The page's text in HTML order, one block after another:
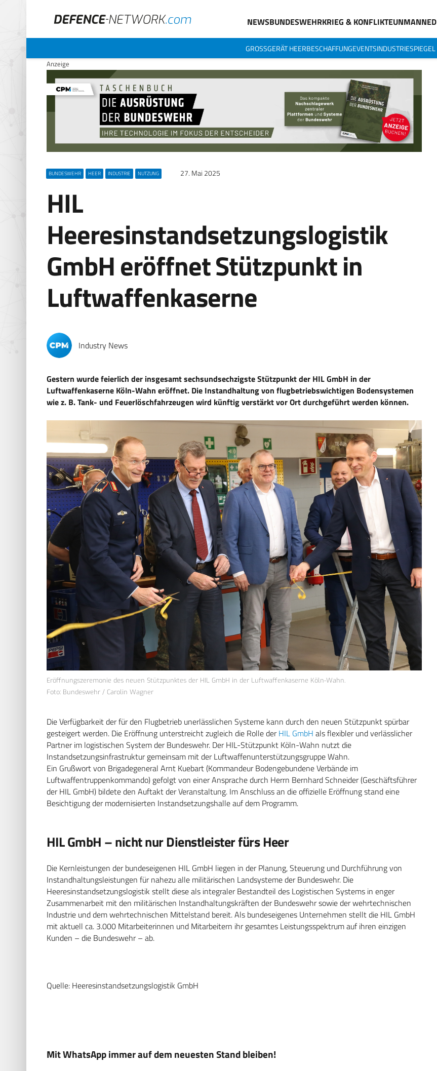
NEWSBUNDESWEHRKRIEG & KONFLIKTEUNMANNED
GROSSGERÄT HEERBESCHAFFUNGEVENTSINDUSTRIESPIEGEL
Anzeige
BUNDESWEHR HEER INDUSTRIE NUTZUNG 27. Mai 2025
HIL
Heeresinstandsetzungslogistik
GmbH eröffnet Stützpunkt in
Luftwaffenkaserne
Industry News
Gestern wurde feierlich der insgesamt sechsundsechzigste Stützpunkt der HIL GmbH in der
Luftwaffenkaserne Köln-Wahn eröffnet. Die Instandhaltung von flugbetriebswichtigen Bodensystemen
wie z. B. Tank- und Feuerlöschfahrzeugen wird künftig verstärkt vor Ort durchgeführt werden können.
Eröffnungszeremonie des neuen Stützpunktes der HIL GmbH in der Luftwaffenkaserne Köln-Wahn.
Foto: Bundeswehr / Carolin Wagner
Die Verfügbarkeit der für den Flugbetrieb unerlässlichen Systeme kann durch den neuen Stützpunkt spürbar
gesteigert werden. Die Eröffnung unterstreicht zugleich die Rolle derHIL GmbH als flexibler und verlässlicher
Partner im logistischen System der Bundeswehr. Der HIL-Stützpunkt Köln-Wahn nutzt die
Instandsetzungsinfrastruktur gemeinsam mit der Luftwaffenunterstützungsgruppe Wahn.
Ein Grußwort von Brigadegeneral Arnt Kuebart (Kommandeur BodengebundeneVerbände im
Luftwaffentruppenkommando) gefolgt von einer Ansprache durch Herrn Bernhard Schneider (Geschäftsführer
der HIL GmbH) bildete den Auftaktder Veranstaltung. Im Anschluss an die offizielle Eröffnung stand eine
Besichtigung der modernisierten Instandsetzungshalle auf dem Programm.
HIL GmbH – nicht nur Dienstleister fürs Heer
Die Kernleistungen der bundeseigenen HIL GmbH liegen in der Planung, Steuerung und Durchführung von
Instandhaltungsleistungen für nahezu alle militärischen Landsysteme derBundeswehr. Die
Heeresinstandsetzungslogistik stellt diese als integraler Bestandteil des Logistischen Systems in enger
Zusammenarbeit mit den militärischen Instandhaltungskräften der Bundeswehr sowie der wehrtechnischen
Industrie und dem wehrtechnischen Mittelstand bereit. Als bundeseigenes Unternehmen stellt die HIL GmbH
mit aktuell ca. 3.000 Mitarbeiterinnen und Mitarbeitern ihr gesamtes Leistungsspektrum auf ihren einzigen
Kunden – die Bundeswehr – ab.
Quelle: Heeresinstandsetzungslogistik GmbH
Mit WhatsApp immer auf dem neuesten Stand bleiben!